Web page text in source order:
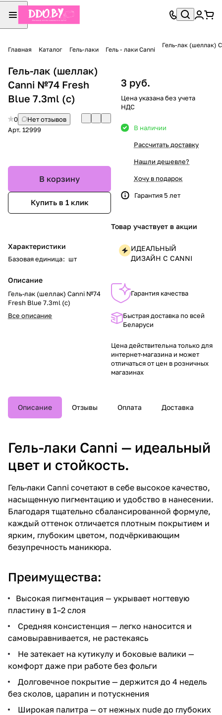
Главная Каталог Гель-лаки Гель - лаки Canni
Гель-лак (шеллак)
Гель-лак (шеллак)
Canni №74 Fresh
Blue 7.3ml (с)
0
Нет отзывов
Арт. 12999
В корзину
Купить в 1 клик
Характеристики
Базовая единица: шт
Описание
Гель-лак (шеллак) Canni №74
Fresh Blue 7.3ml (с)
Все описание
3 руб.
Цена указана без учета
НДС
В наличии
Рассчитать доставку
Нашли дешевле?
Хочу в подарок
Гарантия 5 лет
Товар участвует в акции
ИДЕАЛЬНЫЙ
ДИЗАЙН С CANNI
Гарантия качества
Быстрая доставка по всей
Беларуси
Цена действительна только для
интернет-магазина и может
отличаться от цен в розничных
магазинах
Описание Отзывы Оплата Доставка
Гель-лаки Canni — идеальный
цвет и стойкость.
Гель-лаки Canni сочетают в себе высокое качество,
насыщенную пигментацию и удобство в нанесении.
Благодаря тщательно сбалансированной формуле,
каждый оттенок отличается плотным покрытием и
ярким, глубоким цветом, подчёркивающим
безупречность маникюра.
Преимущества:
Высокая пигментация — укрывает ногтевую
пластину в 1–2 слоя
Средняя консистенция — легко наносится и
самовыравнивается, не растекаясь
Не затекает на кутикулу и боковые валики —
комфорт даже при работе без фольги
Долговечное покрытие — держится до 4 недель
без сколов, царапин и потускнения
Широкая палитра — от нежных nude до глубоких